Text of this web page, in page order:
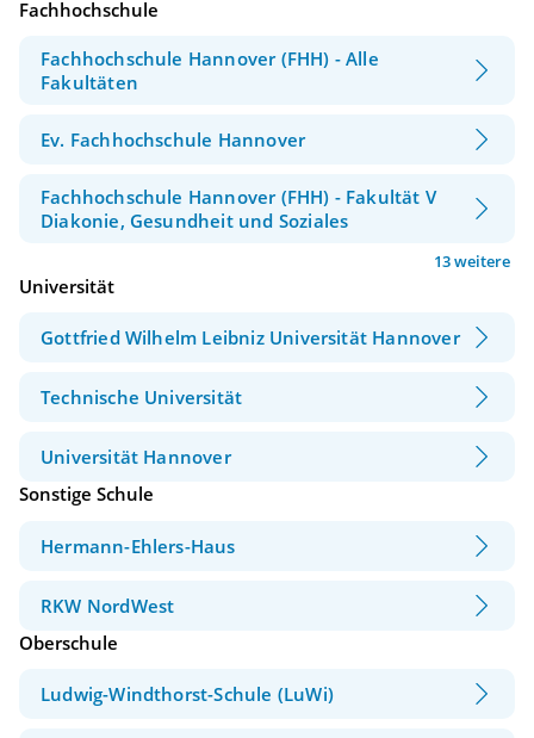
Fachhochschule
Fachhochschule Hannover (FHH) - Alle
Fakultäten
Ev. Fachhochschule Hannover
Fachhochschule Hannover (FHH) - Fakultät V
Diakonie, Gesundheit und Soziales
13 weitere
Universität
Gottfried Wilhelm Leibniz Universität Hannover
Technische Universität
Universität Hannover
Sonstige Schule
Hermann-Ehlers-Haus
RKW NordWest
Oberschule
Ludwig-Windthorst-Schule (LuWi)